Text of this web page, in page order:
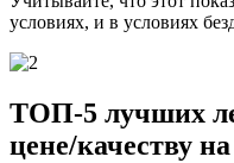
условиях, и в условиях
ТОП-5 лучших
цене/качеству на